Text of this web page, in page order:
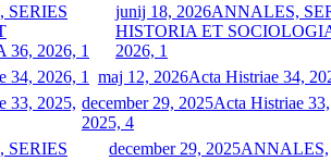
junij 18, 2026ANNALES,
HISTORIA ET
2026, 1
maj 12, 2026Acta Histriae 34,
december 29, 2025Acta Histriae 33,
2025, 4
december 29, 2025ANNALES,